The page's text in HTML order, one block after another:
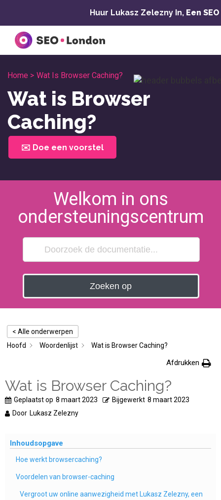
inhoud
Huur Lukasz Zelezny In, Een
Home > Wat Is Browser Caching?
Wat is Browser
Caching?
✉️ Doe een voorstel
Welkom in ons
ondersteuningscentrum
Zoeken op
< Alle onderwerpen
Hoofd
Woordenlijst Wat is Browser Caching?
Afdrukken
Wat is Browser Caching?
Geplaatst op 8 maart 2023 Bijgewerkt 8 maart 2023
Door Lukasz Zelezny
Inhoudsopgave
Hoe werkt browsercaching?
Voordelen van browser-caching
Vergroot uw online aanwezigheid met Lukasz Zelezny, een